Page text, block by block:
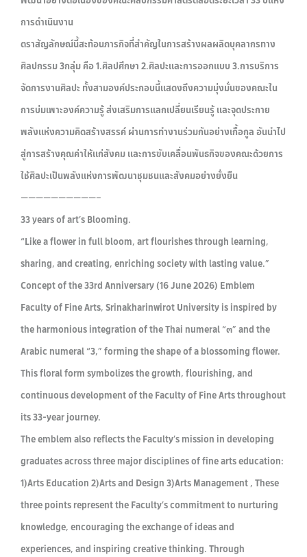
การดำเนินงาน
ตราสัญลักษณ์นี้สะท้อนภารกิจที่สำคัญในการสร้างผลผลิตบุคลากรทาง
ศิลปกรรม 3กลุ่ม คือ 1.ศิลปศึกษา 2.ศิลปะและการออกแบบ 3.การบริการ
จัดการงานศิลปะ ทั้งสามองค์ประกอบนี้แสดงถึงความมุ่งมั่นของคณะใน
การบ่มเพาะองค์ความรู้ ส่งเสริมการแลกเปลี่ยนเรียนรู้ และจุดประกาย
พลังแห่งความคิดสร้างสรรค์ ผ่านการทำงานร่วมกันอย่างเกื้อกูล อันนำไป
สู่การสร้างคุณค่าให้แก่สังคม และการขับเคลื่อนพันธกิจของคณะด้วยการ
ใช้ศิลปะเป็นพลังแห่งการพัฒนาชุมชนและสังคมอย่างยั่งยืน
——————————–
33 years of art’s Blooming.
“Like a flower in full bloom, art flourishes through learning,
sharing, and creating, enriching society with lasting value.”
Concept of the 33rd Anniversary (16 June 2026) Emblem
Faculty of Fine Arts, Srinakharinwirot University is inspired by
the harmonious integration of the Thai numeral “๓” and the
Arabic numeral “3,” forming the shape of a blossoming flower.
This floral form symbolizes the growth, flourishing, and
continuous development of the Faculty of Fine Arts throughout
its 33-year journey.
The emblem also reflects the Faculty’s mission in developing
graduates across three major disciplines of fine arts education:
1)Arts Education 2)Arts and Design 3)Arts Management , These
three points represent the Faculty’s commitment to nurturing
knowledge, encouraging the exchange of ideas and
experiences, and inspiring creative thinking. Through